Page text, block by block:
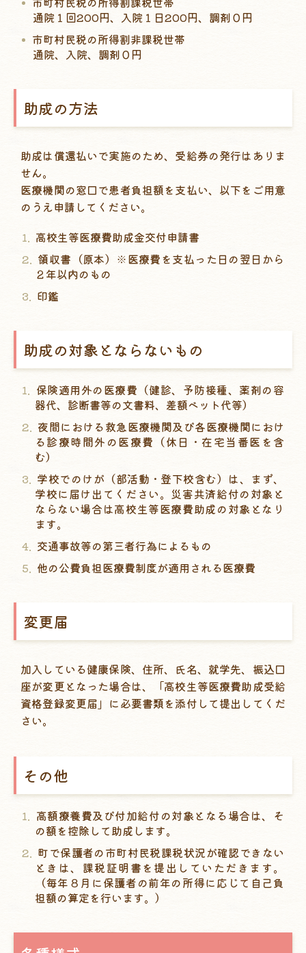
通院１回200円、入院１日200円、調剤０円
市町村民税の所得割非課税世帯
通院、入院、調剤０円
助成の方法
助成は償還払いで実施のため、受給券の発行はありま
せん。
医療機関の窓口で患者負担額を支払い、以下をご用意
のうえ申請してください。
高校生等医療費助成金交付申請書
領収書（原本）※医療費を支払った日の翌日から
２年以内のもの
印鑑
助成の対象とならないもの
保険適用外の医療費（健診、予防接種、薬剤の容
器代、診断書等の文書料、差額ベット代等）
夜間における救急医療機関及び各医療機関におけ
る診療時間外の医療費（休日・在宅当番医を含
む）
学校でのけが（部活動・登下校含む）は、まず、
学校に届け出てください。災害共済給付の対象と
ならない場合は高校生等医療費助成の対象となり
ます。
交通事故等の第三者行為によるもの
他の公費負担医療費制度が適用される医療費
変更届
加入している健康保険、住所、氏名、就学先、振込口
座が変更となった場合は、「高校生等医療費助成受給
資格登録変更届」に必要書類を添付して提出してくだ
さい。
その他
高額療養費及び付加給付の対象となる場合は、そ
の額を控除して助成します。
町で保護者の市町村民税課税状況が確認できない
ときは、課税証明書を提出していただきます。
（毎年８月に保護者の前年の所得に応じて自己負
担額の算定を行います。）